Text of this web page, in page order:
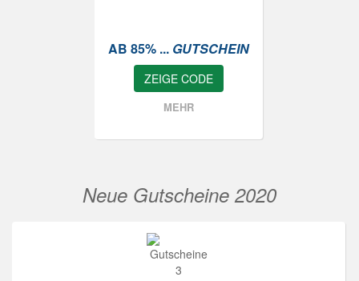
AB 85% ... GUTSCHEIN
ZEIGE CODE
MEHR
Neue Gutscheine 2020